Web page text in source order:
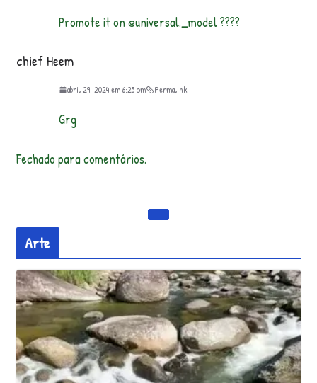
Promote it on @universal._model ????
chief Heem
abril 29, 2024 em 6:25 pm Permalink
Grg
Fechado para comentários.
Arte